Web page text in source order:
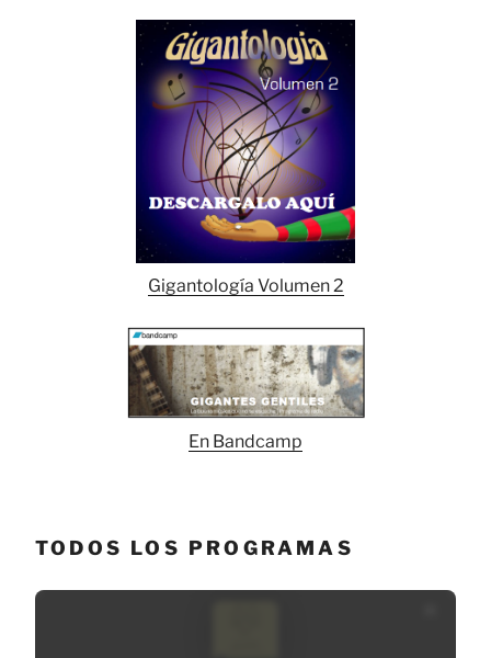
Gigantología Volumen 2
En Bandcamp
TODOS LOS PROGRAMAS